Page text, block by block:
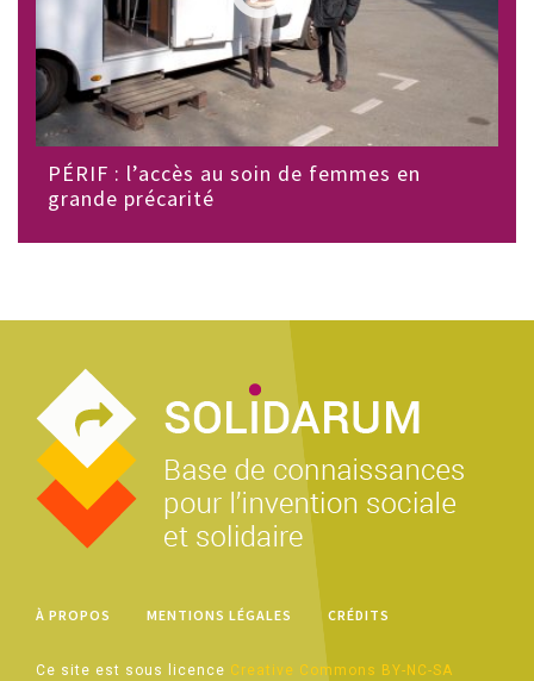
PÉRIF : l’accès au soin de femmes en
grande précarité
À PROPOS MENTIONS LÉGALES CRÉDITS
Ce site est sous licence Creative Commons BY-NC-SA